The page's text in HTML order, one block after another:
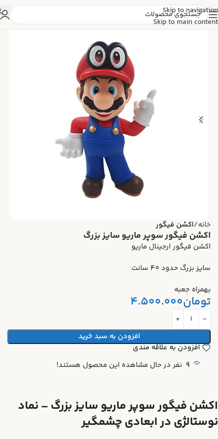
Skip to navigation
Skip to main content
خانه اکشن فیگور
اکشن فیگور سوپر ماریو سایز بزرگ
اکشن فیگور ارجینال ماریو
سایز بزرگ حدود ۴۰ سانت
بهمراه جعبه
تومان4.500.000
افزودن به سبد خرید
افزودن به علاقه مندی
9 نفر در حال مشاهده این محصول هستند!
اکشن فیگور سوپر ماریو سایز بزرگ – نماد
نوستالژی در ابعادی چشمگیر